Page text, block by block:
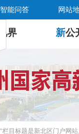
智能问答 网站
视界 新公